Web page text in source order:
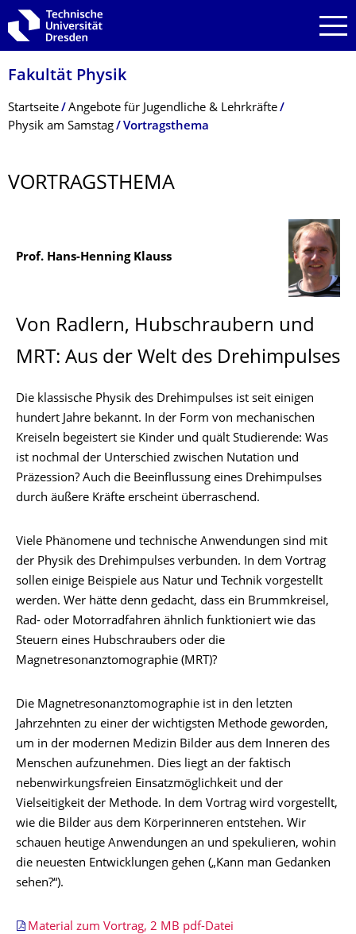
Zur Hauptnavigation springen
Zur Suche springen
Zum Inhalt springen
Fakultät Physik
Breadcrumb-Menü
Startseite
Angebote für Jugendliche & Lehrkräfte
Physik am Samstag
Vortragsthema
VORTRAGSTHEMA
Prof. Hans-Henning Klauss
Von Radlern, Hubschraubern und
MRT: Aus der Welt des Drehimpulses
Die klassische Physik des Drehimpulses ist seit einigen
hundert Jahre bekannt. In der Form von mechanischen
Kreiseln begeistert sie Kinder und quält Studierende: Was
ist nochmal der Unterschied zwischen Nutation und
Präzession? Auch die Beeinflussung eines Drehimpulses
durch äußere Kräfte erscheint überraschend.
Viele Phänomene und technische Anwendungen sind mit
der Physik des Drehimpulses verbunden. In dem Vortrag
sollen einige Beispiele aus Natur und Technik vorgestellt
werden. Wer hätte denn gedacht, dass ein Brummkreisel,
Rad- oder Motorradfahren ähnlich funktioniert wie das
Steuern eines Hubschraubers oder die
Magnetresonanztomographie (MRT)?
Die Magnetresonanztomographie ist in den letzten
Jahrzehnten zu einer der wichtigsten Methode geworden,
um in der modernen Medizin Bilder aus dem Inneren des
Menschen aufzunehmen. Dies liegt an der faktisch
nebenwirkungsfreien Einsatzmöglichkeit und der
Vielseitigkeit der Methode. In dem Vortrag wird vorgestellt,
wie die Bilder aus dem Körperinneren entstehen. Wir
schauen heutige Anwendungen an und spekulieren, wohin
die neuesten Entwicklungen gehen („Kann man Gedanken
sehen?“).
Material zum Vortrag, 2 MB pdf-Datei